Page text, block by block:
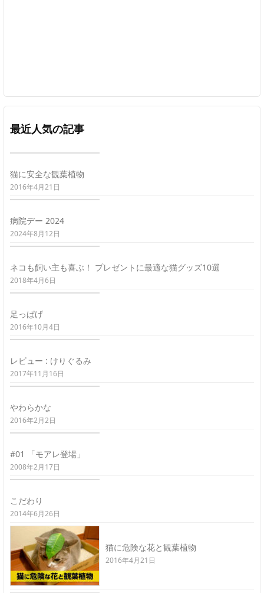
最近人気の記事
猫に安全な観葉植物
2016年4月21日
病院デー 2024
2024年8月12日
ネコも飼い主も喜ぶ！ プレゼントに最適な猫グッズ10選
2018年4月6日
足っぱげ
2016年10月4日
レビュー : けりぐるみ
2017年11月16日
やわらかな
2016年2月2日
#01 「モアレ登場」
2008年2月17日
こだわり
2014年6月26日
猫に危険な花と観葉植物
2016年4月21日